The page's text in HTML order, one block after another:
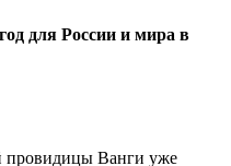
для России и мира в
провидицы Ванги уже